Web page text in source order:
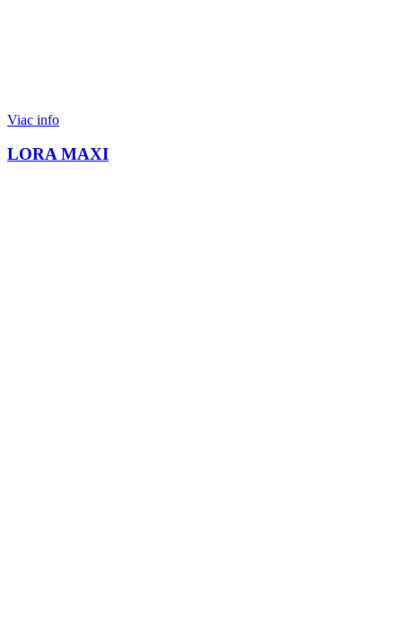
Viac info
LORA MAXI